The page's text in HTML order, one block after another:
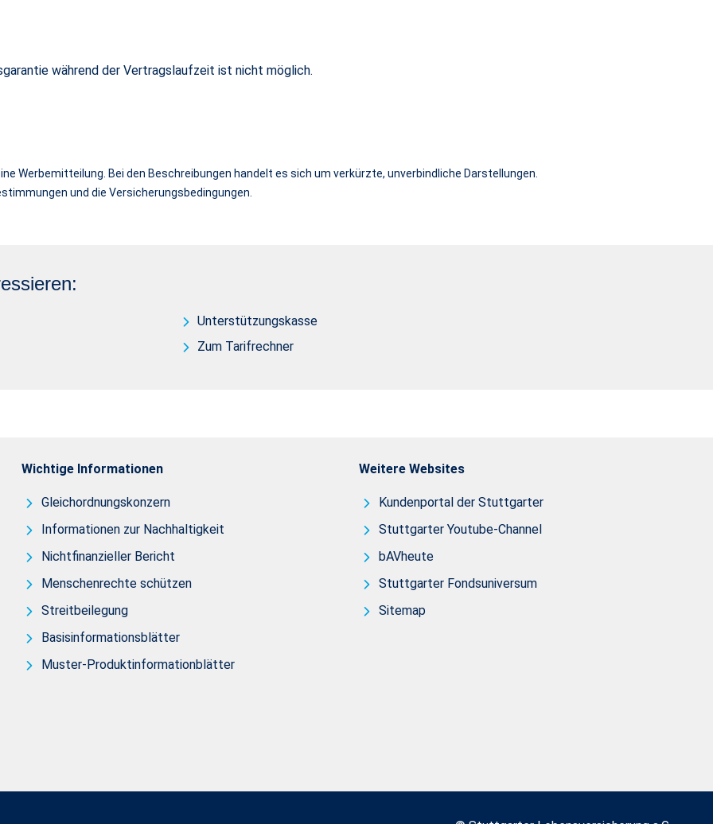
während der Vertragslaufzeit ist nicht möglich.
Werbemitteilung. Bei den Beschreibungen handelt es sich um verkürzte, unverbindliche Darstellungen.
und die Versicherungsbedingungen.
Unterstützungskasse
Zum Tarifrechner
Wichtige Informationen
Gleichordnungskonzern
Informationen zur Nachhaltigkeit
Nichtfinanzieller Bericht
Menschenrechte schützen
Streitbeilegung
Basisinformationsblätter
Muster-Produktinformationblätter
Weitere Websites
Kundenportal der Stuttgarter
Stuttgarter Youtube-Channel
bAVheute
Stuttgarter Fondsuniversum
Sitemap